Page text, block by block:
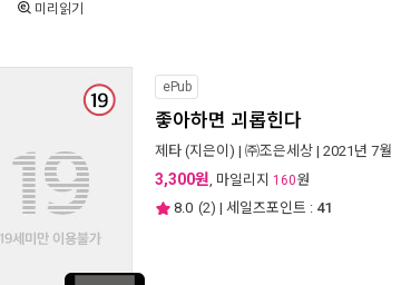
미리읽기
ePub
좋아하면 괴롭힌다
제타 (지은이) | ㈜조은세상 | 2021년 7월
3,300원, 마일리지 160원
8.0 (2) | 세일즈포인트 : 41